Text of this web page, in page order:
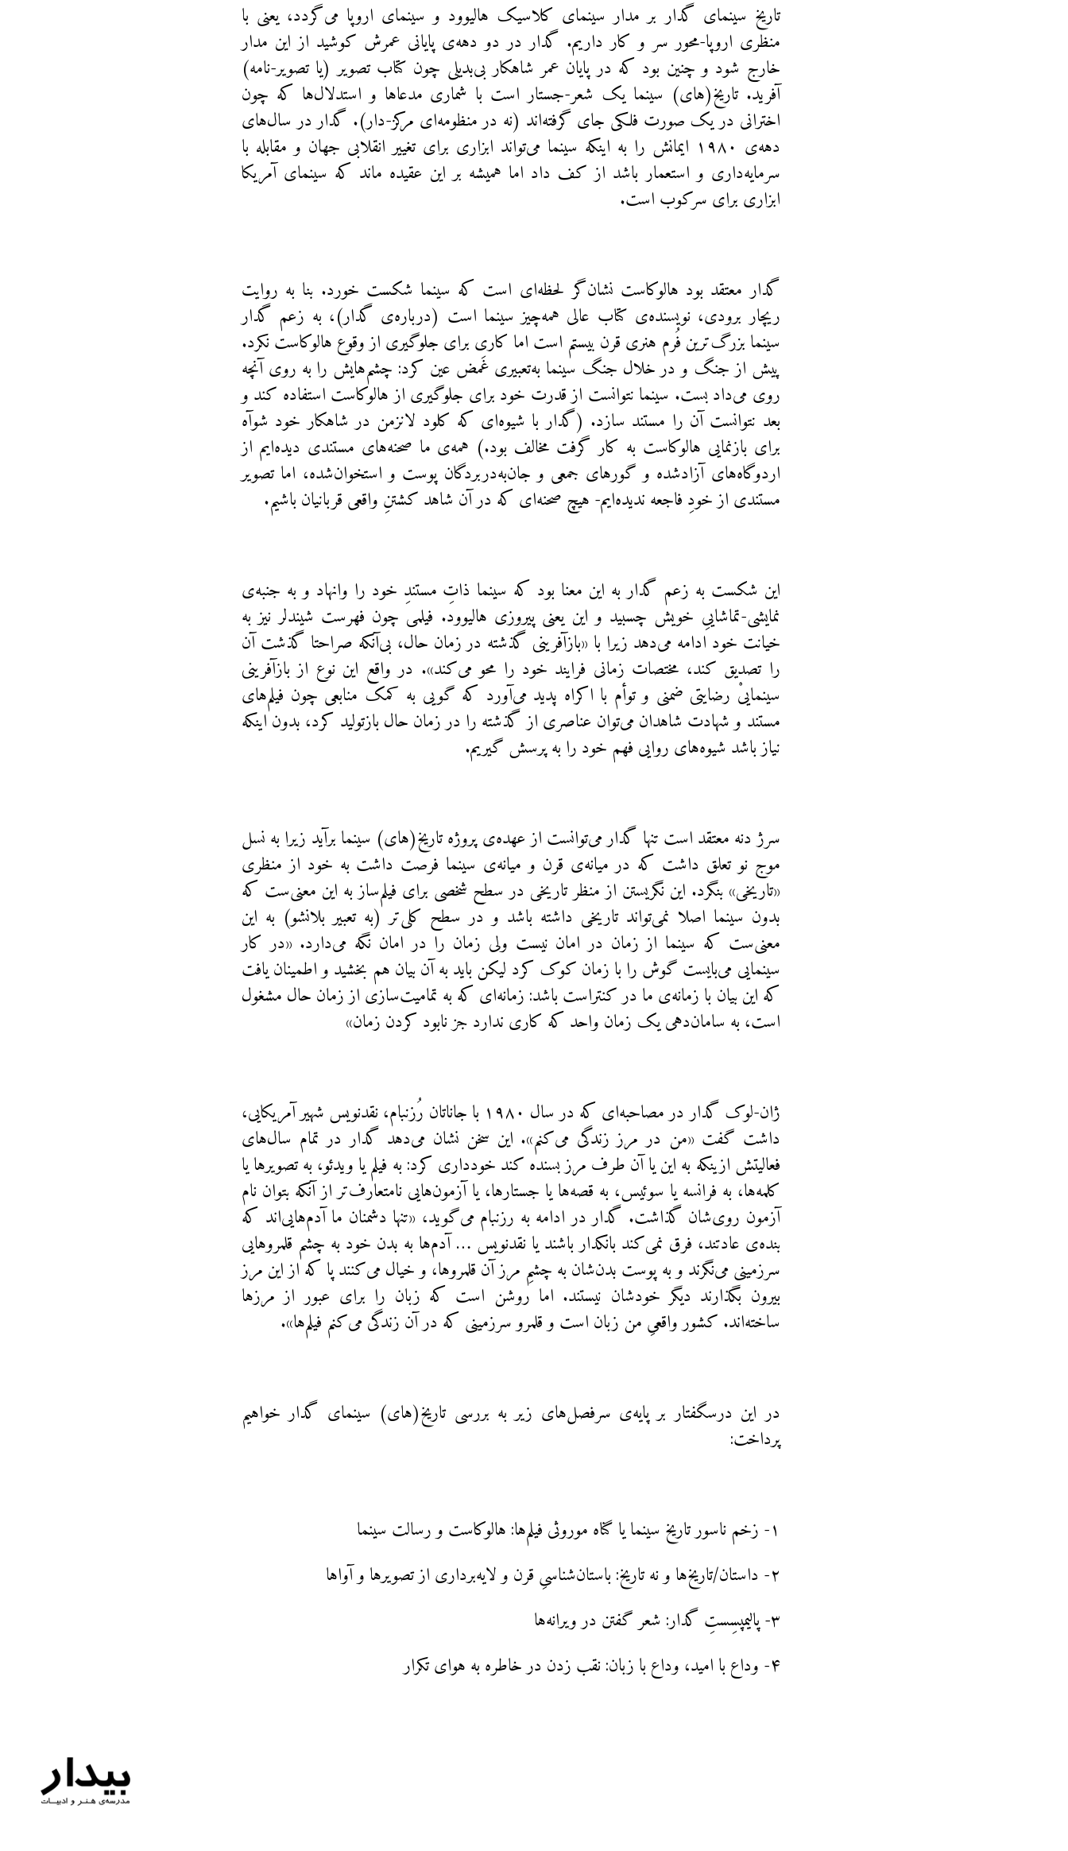
تاریخ سینمای گدار بر مدار سینمای کلاسیک هالیوود و سینمای اروپا می‌گردد، یعنی با
منظری اروپا-محور سر و کار داریم. گدار در دو دهه‌ی پایانی عمرش کوشید از این مدار
خارج شود و چنین بود که در پایان عمر شاهکار بی‌بدیلی چون کتاب تصویر (یا تصویر-نامه)
آفرید. تاریخ(های) سینما یک شعر-جستار است با شماری مدعاها و استدلال‌ها که چون
اخترانی در یک صورت فلکی جای گرفته‌اند (نه در منظومه‌ای مرکز-دار). گدار در سال‌های
دهه‌ی ۱۹۸۰ ایمانش را به اینکه سینما می‌تواند ابزاری برای تغییر انقلابی جهان و مقابله با
سرمایه‌داری و استعمار باشد از کف داد اما همیشه بر این عقیده ماند که سینمای آمریکا
ابزاری برای سرکوب است.
گدار معتقد بود هالوکاست نشان‌گر لحظه‌ای است که سینما شکست خورد. بنا به روایت
ریچار برودی، نویسنده‌ی کتاب عالی همه‌چیز سینما است (درباره‌ی گدار)، به زعم گدار
سینما بزرگ‌ترین فُرم هنری قرن بیستم است اما کاری برای جلوگیری از وقوع هالوکاست نکرد.
پیش از جنگ و در خلال جنگ سینما به‌تعبیری غَمض عین کرد: چشم‌هایش را به روی آنچه
روی می‌داد بست. سینما نتوانست از قدرت خود برای جلوگیری از هالوکاست استفاده کند و
بعد نتوانست آن را مستند سازد. (گدار با شیوه‌ای که کلود لانزمن در شاهکار خود شوآه
برای بازنمایی هالوکاست به کار گرفت مخالف بود.) همه‌ی ما صحنه‌های مستندی دیده‌ایم از
اردوگاه‌های آزادشده و گورهای جمعی و جان‌به‌دربردگان پوست و استخوان‌شده، اما تصویر
مستندی از خودِ فاجعه ندیده‌ایم- هیچ صحنه‌ای که در آن شاهد کشتنِ واقعی قربانیان باشیم.
این شکست به زعم گدار به این معنا بود که سینما ذاتِ مستندِ خود را وانهاد و به جنبه‌ی
نمایشی-تماشاییِ خویش چسبید و این یعنی پیروزی هالیوود. فیلمی چون فهرست شیندلر نیز به
خیانت خود ادامه می‌دهد زیرا با «بازآفرینی گذشته در زمان حال، بی‌آنکه صراحتا گذشت آن
را تصدیق کند، مختصات زمانی فرایند خود را محو می‌کند». در واقع این نوع از بازآفرینی
سینماییْ رضایتی ضمنی و توأم با اکراه پدید می‌آورد که گویی به کمک منابعی چون فیلم‌های
مستند و شهادت شاهدان می‌توان عناصری از گذشته را در زمان حال بازتولید کرد، بدون اینکه
نیاز باشد شیوه‌های روایی فهم خود را به پرسش گیریم.
سرژ دنه معتقد است تنها گدار می‌توانست از عهده‌ی پروژه تاریخ‌(های) سینما برآید زیرا به نسل
موج نو تعلق داشت که در میانه‌ی قرن و میانه‌ی سینما فرصت داشت به خود از منظری
«تاریخی» بنگرد. این نگریستن از منظر تاریخی در سطح شخصی برای فیلم‌ساز به این معنی‌ست که
بدون سینما اصلا نمی‌تواند تاریخی داشته باشد و در سطح کلی‌تر (به تعبیر بلانشو) به این
معنی‌ست که سینما از زمان در امان نیست ولی زمان را در امان نگه می‌دارد. «در کار
سینمایی می‌بایست گوش را با زمان کوک کرد لیکن باید به آن بیان هم بخشید و اطمینان یافت
که این بیان با زمانه‌ی ما در کنتراست باشد: زمانه‌ای که به تمامیت‌سازی از زمان حال مشغول
است،‌ به سامان‌دهی یک زمان واحد که کاری ندارد جز نابود کردن زمان»
ژان-لوک گدار در مصاحبه‌ای که در سال ۱۹۸۰ با جاناتان رُزنبام، نقدنویس شهیر آمریکایی،
داشت گفت «من در مرز زندگی می‌کنم». این سخن نشان می‌دهد گدار در تمام سال‌های
فعالیتش ازینکه به این یا آن طرف مرز بسنده کند خودداری کرد: به فیلم یا ویدئو، به تصویرها یا
کلمه‌ها، به فرانسه یا سوئیس، به قصه‌ها یا جستارها، یا آزمون‌هایی نامتعارف‌تر از آنکه بتوان نام
آزمون روی‌شان گذاشت. گدار در ادامه به رزنبام می‌گوید، «تنها دشمنان ما آدم‌هایی‌اند که
بنده‌ی عادتند، فرق نمی‌کند بانکدار باشند یا نقدنویس … آدم‌ها به بدن خود به چشم قلمروهایی
سرزمینی می‌نگرند و به پوست بدن‌شان به چشمِ مرز آن قلمروها، و خیال می‌کنند پا که از این مرز
بیرون بگذارند دیگر خودشان نیستند. اما روشن است که زبان را برای عبور از مرزها
ساخته‌اند. کشور واقعیِ من زبان است و قلمرو سرزمینی که در آن زندگی می‌کنم فیلم‌ها».
در این درسگفتار بر پایه‌ی سرفصل‌های زیر به بررسی تاریخ(های) سینمای گدار خواهیم
پرداخت:
۱- زخم ناسور تاریخ سینما یا گناه موروثی فیلم‌ها: هالوکاست و رسالت سینما
۲- داستان/تاریخ‌ها و نه تاریخ: باستان‌شناسیِ قرن و لایه‌برداری از تصویرها و آواها
۳- پالیمپسِستِ گدار: شعر گفتن در ویرانه‌ها
۴- وداع با امید، وداع با زبان: نقب زدن در خاطره به هوای تکرار